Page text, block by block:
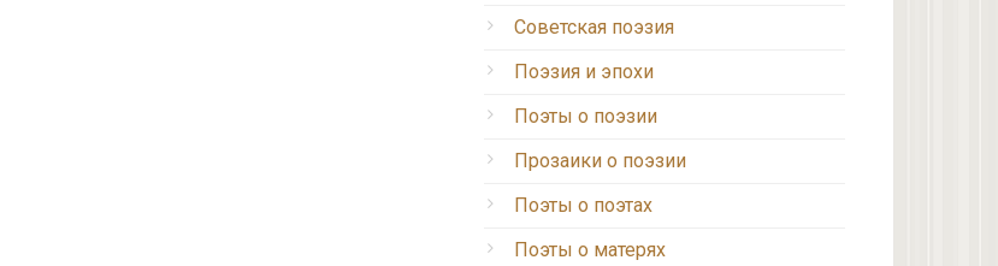
Советская поэзия
Поэзия и эпохи
Поэты о поэзии
Прозаики о поэзии
Поэты о поэтах
Поэты о матерях